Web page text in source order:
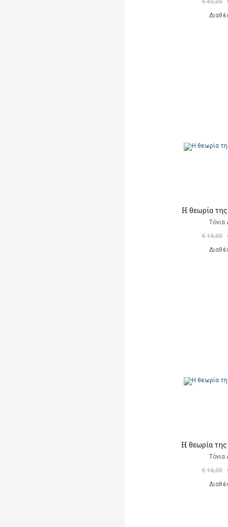
€ 45,00
Η θεωρία
Τόνια
€ 14,00
Η θεωρία
Τόνια
€ 14,00